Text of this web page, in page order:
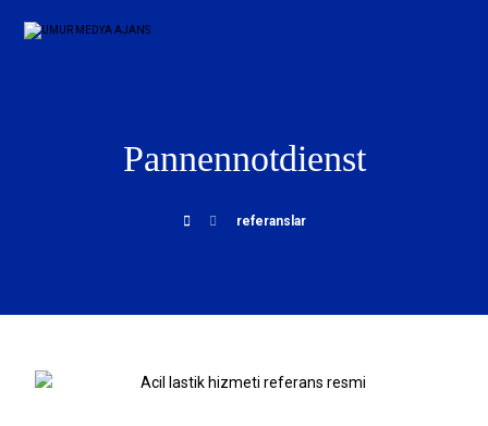
Pannennotdienst
referanslar